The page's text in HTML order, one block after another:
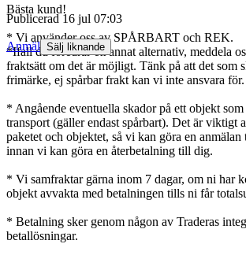
Bästa kund!
* Vi använder oss av SPÅRBART och REK.
*Ifall du föredrar ett annat alternativ, meddela
fraktsätt om det är möjligt. Tänk på att det som
frimärke, ej spårbar frakt kan vi inte ansvara för.
* Angående eventuella skador på ett objekt
transport (gäller endast spårbart). Det är viktigt
paketet och objektet, så vi kan göra en
innan vi kan göra en återbetalning till dig.
* Vi samfraktar gärna inom 7 dagar, om ni har
objekt avvakta med betalningen tills ni får
* Betalning sker genom någon av Traderas
betallösningar.
Publicerad 16 jul 07:03
Anmäl Sälj liknande